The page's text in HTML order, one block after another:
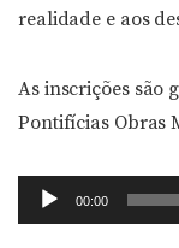
realidade e aos
As inscrições são
Pontifícias Obras
Tocador
de
00:00